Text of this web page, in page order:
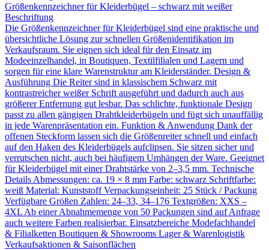
Größenkennzeichner für Kleiderbügel – schwarz mit weißer
Beschriftung
Die Größenkennzeichner für Kleiderbügel sind eine praktische und
übersichtliche Lösung zur schnellen Größenidentifikation im
Verkaufsraum. Sie eignen sich ideal für den Einsatz im
Modeeinzelhandel, in Boutiquen, Textilfilialen und Lagern und
sorgen für eine klare Warenstruktur am Kleiderständer. Design &
Ausführung Die Reiter sind in klassischem Schwarz mit
kontrastreicher weißer Schrift ausgeführt und dadurch auch aus
größerer Entfernung gut lesbar. Das schlichte, funktionale Design
passt zu allen gängigen Drahtkleiderbügeln und fügt sich unauffällig
in jede Warenpräsentation ein. Funktion & Anwendung Dank der
offenen Steckform lassen sich die Größenreiter schnell und einfach
auf den Haken des Kleiderbügels aufclipsen. Sie sitzen sicher und
verrutschen nicht, auch bei häufigem Umhängen der Ware. Geeignet
für Kleiderbügel mit einer Drahtstärke von 2–3,5 mm. Technische
Details Abmessungen: ca. 19 × 8 mm Farbe: schwarz Schriftfarbe:
weiß Material: Kunststoff Verpackungseinheit: 25 Stück / Packung
Verfügbare Größen Zahlen: 24–33, 34–176 Textgrößen: XXS –
4XL Ab einer Abnahmemenge von 50 Packungen sind auf Anfrage
auch weitere Farben realisierbar. Einsatzbereiche Modefachhandel
& Filialketten Boutiquen & Showrooms Lager & Warenlogistik
Verkaufsaktionen & Saisonflächen